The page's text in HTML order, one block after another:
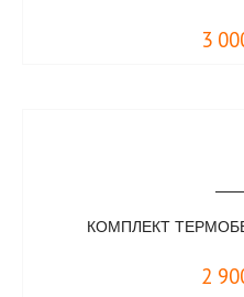
3
КОМПЛЕКТ
2